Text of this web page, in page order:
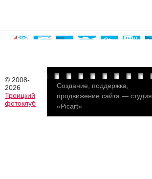
© 2008-
2026
Троицкий
фотоклуб
Создание
поддержка,
продвижение сайта — студия
«Picart»